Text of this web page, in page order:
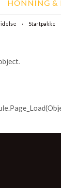
HONNING &
Startpakke